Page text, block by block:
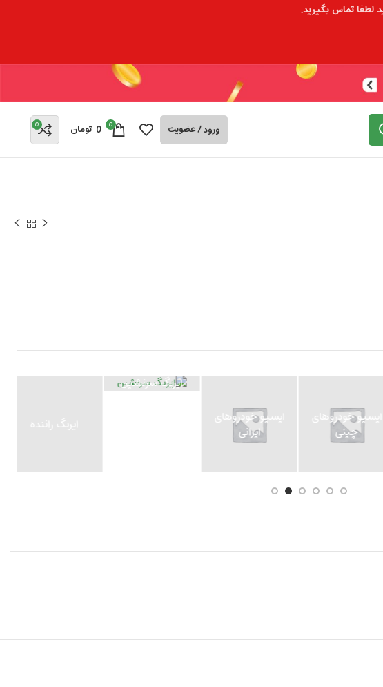
ورود / عضویت 0
0 تومان 0
ایسیو خودروهای
ایرانی
ایربگ راننده
ایربگ
لطفا تماس بگیرید.